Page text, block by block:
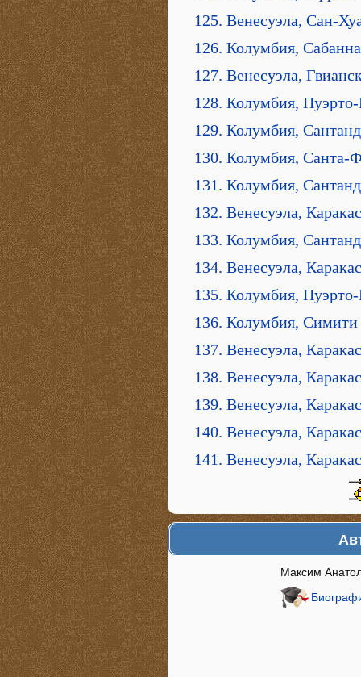
125. Венесуэла, Сан-
126. Колумбия,
127. Венесуэла,
128. Колумбия,
129. Колумбия,
130. Колумбия, Санта-
131. Колумбия,
132. Венесуэла,
133. Колумбия,
134. Венесуэла,
135. Колумбия,
136. Колумбия, Симити
137. Венесуэла,
138. Венесуэла,
139. Венесуэла,
140. Венесуэла,
141. Венесуэла,
Максим